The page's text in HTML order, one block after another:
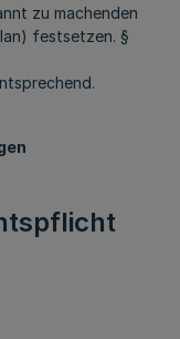
zu machenden
festsetzen. §